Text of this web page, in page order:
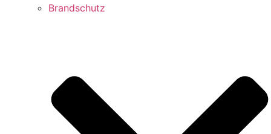
Brandschutz